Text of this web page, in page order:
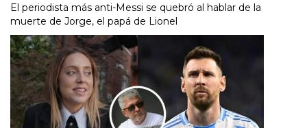
El periodista más anti-Messi se quebró al hablar de la
muerte de Jorge, el papá de Lionel